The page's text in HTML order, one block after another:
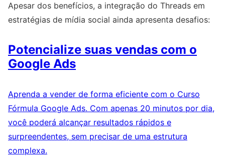
Apesar dos benefícios, a integração do Threads em
estratégias de mídia social ainda apresenta desafios:
Potencialize suas vendas com o
Google Ads
Aprenda a vender de forma eficiente com o Curso
Fórmula Google Ads. Com apenas 20 minutos por dia,
você poderá alcançar resultados rápidos e
surpreendentes, sem precisar de uma estrutura
complexa.